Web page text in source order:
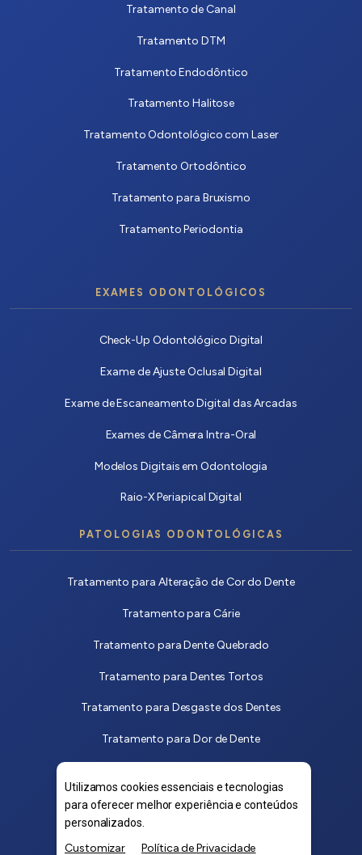
Tratamento de Canal
Tratamento DTM
Tratamento Endodôntico
Tratamento Halitose
Tratamento Odontológico com Laser
Tratamento Ortodôntico
Tratamento para Bruxismo
Tratamento Periodontia
EXAMES ODONTOLÓGICOS
Check-Up Odontológico Digital
Exame de Ajuste Oclusal Digital
Exame de Escaneamento Digital das Arcadas
Exames de Câmera Intra-Oral
Modelos Digitais em Odontologia
Raio-X Periapical Digital
PATOLOGIAS ODONTOLÓGICAS
Tratamento para Alteração de Cor do Dente
Tratamento para Cárie
Tratamento para Dente Quebrado
Tratamento para Dentes Tortos
Tratamento para Desgaste dos Dentes
Tratamento para Dor de Dente
Tratamento para Mau Hálito
Utilizamos cookies essenciais e tecnologias
para oferecer melhor experiência e conteúdos
personalizados.
Customizar Política de Privacidade